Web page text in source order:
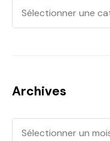
Archives